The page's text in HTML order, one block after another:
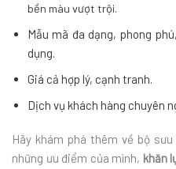
bền màu vượt trội.
Mẫu mã đa dạng, phong
dụng.
Giá cả hợp lý, cạnh tranh.
Dịch vụ khách hàng chuyên
Hãy khám phá thêm về bộ
những ưu điểm của mình, khăn